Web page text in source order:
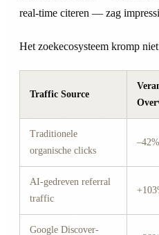
real-time citeren — zag
Het zoekecosysteem kromp
Traffic Source
Traditionele
organische clicks
–42%
AI-gedreven referral
traffic
Google Discover-